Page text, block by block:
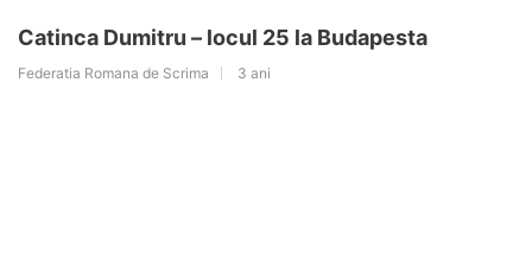
Catinca Dumitru – locul 25 la Budapesta
Federatia Romana de Scrima 3 ani